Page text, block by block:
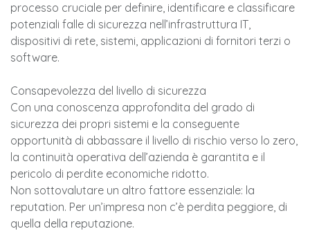
processo cruciale per definire, identificare e classificare
potenziali falle di sicurezza nell’infrastruttura IT,
dispositivi di rete, sistemi, applicazioni di fornitori terzi o
software.
Consapevolezza del livello di sicurezza
Con una conoscenza approfondita del grado di
sicurezza dei propri sistemi e la conseguente
opportunità di abbassare il livello di rischio verso lo zero,
la continuità operativa dell’azienda è garantita e il
pericolo di perdite economiche ridotto.
Non sottovalutare un altro fattore essenziale: la
reputation. Per un’impresa non c’è perdita peggiore, di
quella della reputazione.